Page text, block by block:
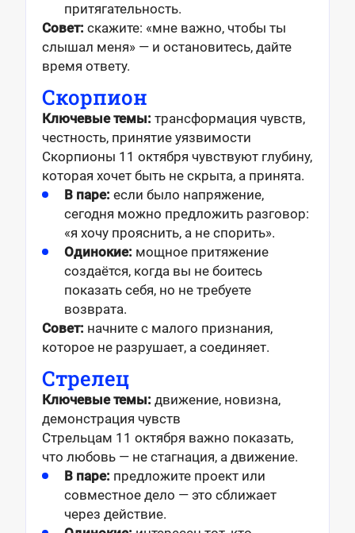
притягательность.
Совет: скажите: «мне важно, чтобы ты
слышал меня» — и остановитесь, дайте
время ответу.
Скорпион
Ключевые темы: трансформация чувств,
честность, принятие уязвимости
Скорпионы 11 октября чувствуют глубину,
которая хочет быть не скрыта, а принятa.
В паре: если было напряжение,
сегодня можно предложить разговор:
«я хочу прояснить, а не спорить».
Одинокие: мощное притяжение
создаётся, когда вы не боитесь
показать себя, но не требуете
возврата.
Совет: начните с малого признания,
которое не разрушает, а соединяет.
Стрелец
Ключевые темы: движение, новизна,
демонстрация чувств
Стрельцам 11 октября важно показать,
что любовь — не стагнация, а движение.
В паре: предложите проект или
совместное дело — это сближает
через действие.